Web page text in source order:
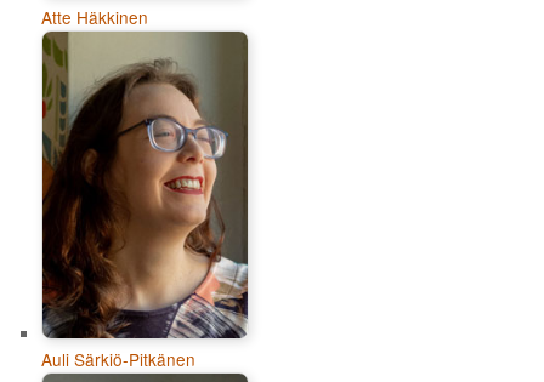
Atte Häkkinen
Auli Särkiö-Pitkänen